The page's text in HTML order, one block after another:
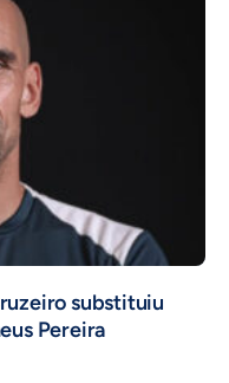
substituiu
Pereira